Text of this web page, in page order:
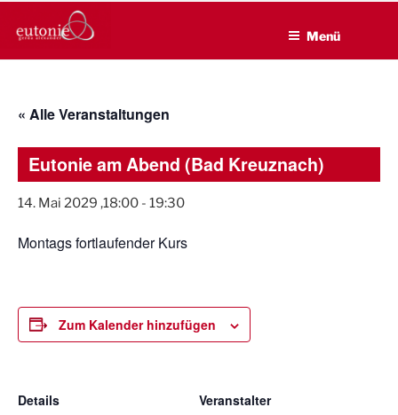
Inhalt
EUTONIE.DE
Lebensbalance durch körperliche Selbsterfahrung
Menü
« Alle Veranstaltungen
Eutonie am Abend (Bad Kreuznach)
14. Mai 2029 ,18:00 - 19:30
Montags fortlaufender Kurs
Zum Kalender hinzufügen
Details
Veranstalter